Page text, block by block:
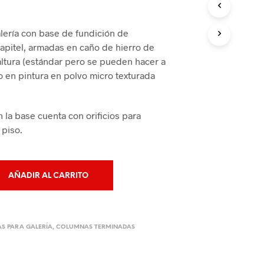
con base de fundición de
armadas en caño de hierro de
(estándar pero se pueden hacer a
en pintura en polvo micro texturada
la base cuenta con orificios para
AÑADIR AL CARRITO
PARA GALERÍA,COLUMNAS TERMINADAS